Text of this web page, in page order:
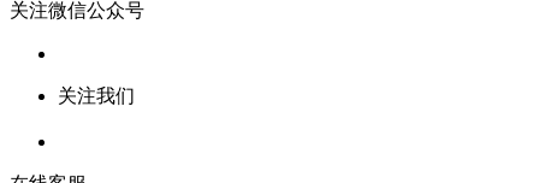
关注微信公众号
关注我们